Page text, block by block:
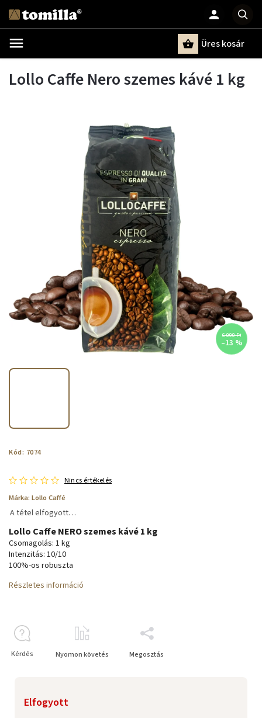
Üres kosár
Lollo Caffe Nero szemes kávé 1 kg
6 090 Ft
–13 %
Kód: 7074
Nincs értékelés
Márka: Lollo Caffé
Elfogyott
A tétel elfogyott…
Lollo Caffe NERO szemes kávé 1 kg
Csomagolás: 1 kg
Intenzitás: 10/10
100%-os robuszta
Részletes információ
Kérdés Nyomon követés Megosztás